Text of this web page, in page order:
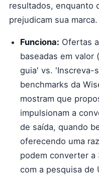
resultados, enquanto
prejudicam sua marca.
Funciona: Ofertas
baseadas em valor
guia' vs. 'Inscreva-
benchmarks da
mostram que
impulsionam a
de saída, quando
oferecendo uma
podem converter a
com a pesquisa de